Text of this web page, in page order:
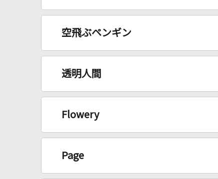
空飛ぶペンギン
透明人間
Flowery
Page